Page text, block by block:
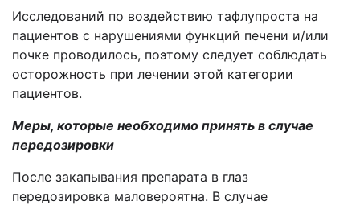
Исследований по воздействию тафлупроста на
пациентов c нарушениями функций печени и/или
почке проводилось, поэтому следует соблюдать
осторожность при лечении этой категории
пациентов.
Меры, которые необходимо принять в случае
передозировки
После закапывания препарата в глаз
передозировка маловероятна. В случае